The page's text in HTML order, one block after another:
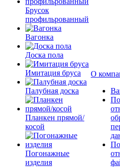
Брусок
профильрованный
Вагонка
Доска пола
Имитация бруса
Палубная доска
Планкен прямой/
косой
Погонажные
изделия
О